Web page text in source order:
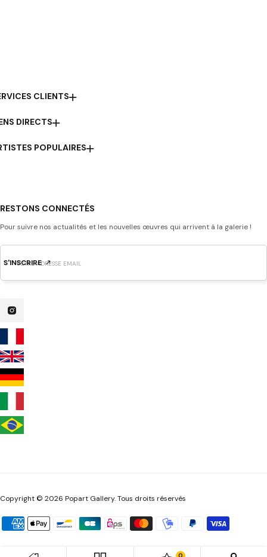
CLIENTS
DIRECTS
POPULAIRES
RESTONS CONNECTÉS
Pour suivre nos actualités et les nouvelles œuvres qui arrivent à la galerie !
S'INSCRIRE
Copyright © 2026 Popart Gallery. Tous droits réservés